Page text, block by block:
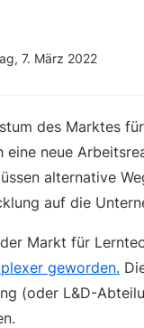
7. März 2022
des Marktes
eine neue
alternative
auf die
Markt für
geworden.
(oder L&D-